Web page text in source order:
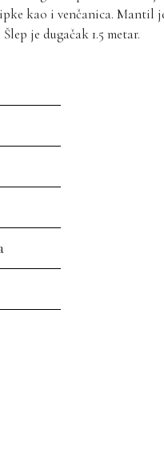
kao i venčanica. Mantil
je dugačak 1.5 metar.